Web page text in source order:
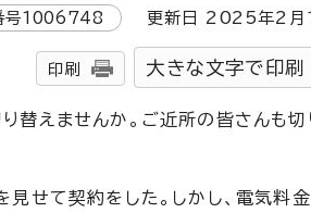
号1006748 更新日 2025年2月
印刷 大きな文字で印刷
替えませんか。ご近所の皆さんも切
せて契約をした。しかし、電気料